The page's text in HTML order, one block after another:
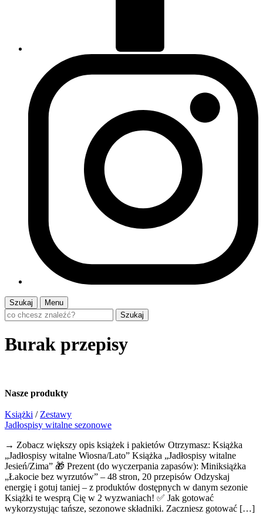
Szukaj
Menu
Szukaj
Burak przepisy
Nasze produkty
Książki / Zestawy
Jadłospisy witalne sezonowe
→ Zobacz większy opis książek i pakietów Otrzymasz: Książka
„Jadłospisy witalne Wiosna/Lato” Książka „Jadłospisy witalne
Jesień/Zima” 🎁 Prezent (do wyczerpania zapasów): Miniksiążka
„Łakocie bez wyrzutów” – 48 stron, 20 przepisów Odzyskaj
energię i gotuj taniej – z produktów dostępnych w danym sezonie
Książki te wesprą Cię w 2 wyzwaniach! ✅ Jak gotować
wykorzystując tańsze, sezonowe składniki. Zaczniesz gotować […]